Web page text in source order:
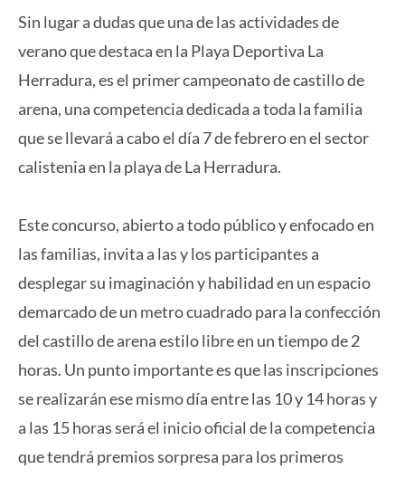
Sin lugar a dudas que una de las actividades de
verano que destaca en la Playa Deportiva La
Herradura, es el primer campeonato de castillo de
arena, una competencia dedicada a toda la familia
que se llevará a cabo el día 7 de febrero en el sector
calistenia en la playa de La Herradura.
Este concurso, abierto a todo público y enfocado en
las familias, invita a las y los participantes a
desplegar su imaginación y habilidad en un espacio
demarcado de un metro cuadrado para la confección
del castillo de arena estilo libre en un tiempo de 2
horas. Un punto importante es que las inscripciones
se realizarán ese mismo día entre las 10 y 14 horas y
a las 15 horas será el inicio oficial de la competencia
que tendrá premios sorpresa para los primeros